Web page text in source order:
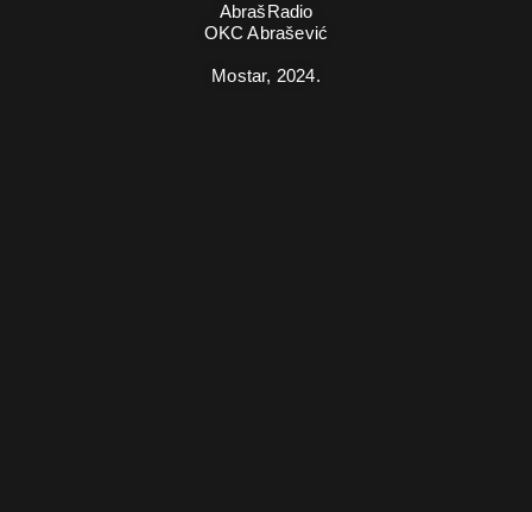
AbrašRadio
OKC Abrašević
Mostar, 2024.